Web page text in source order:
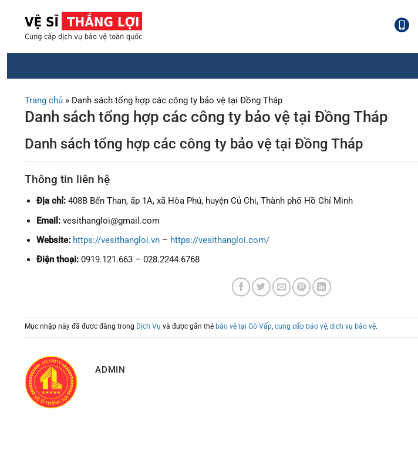
Trang chủ » Danh sách tổng hợp các công ty bảo vệ tại Đồng Tháp
Danh sách tổng hợp các công ty bảo vệ tại Đồng Tháp
Danh sách tổng hợp các công ty bảo vệ tại Đồng Tháp
Thông tin liên hệ
Địa chỉ:408B Bến Than, ấp 1A, xã Hòa Phú, huyện Củ Chi, Thành phố Hồ Chí Minh
Email:vesithangloi@gmail.com
Website: https://vesithangloi.vn– https://vesithangloi.com/
Điện thoại:0919.121.663 – 028.2244.6768
Mục nhập này đã được đăng trong Dịch Vụ và được gắn thẻ bảo vệ tại Gò Vấp, cung cấp bảo vệ, dịch vụ bảo vệ.
ADMIN